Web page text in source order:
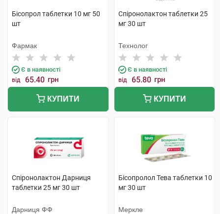
Бісопрол таблетки 10 мг 50
шт
Фармак
Є в наявності
від 65.40 грн
КУПИТИ
Спіронолактон таблетки 25
мг 30 шт
Технолог
Є в наявності
від 65.80 грн
КУПИТИ
Спіронолактон Дарниця
таблетки 25 мг 30 шт
Дарниця ФФ
Бісопролол Тева таблетки 10
мг 30 шт
Меркле